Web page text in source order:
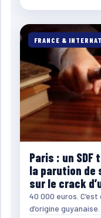
FRANCE &
Paris : un
la parution de
sur le crack
40 000 euros. C’est
d’origine